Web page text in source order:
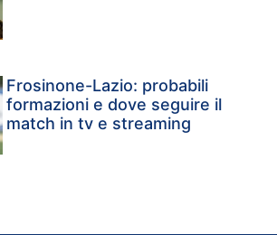
Frosinone-Lazio: probabili
formazioni e dove seguire il
match in tv e streaming